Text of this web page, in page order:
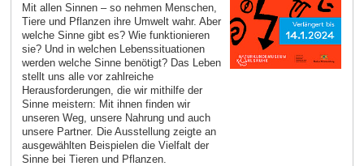
Mit allen Sinnen – so nehmen Menschen,
Tiere und Pflanzen ihre Umwelt wahr. Aber
welche Sinne gibt es? Wie funktionieren
sie? Und in welchen Lebenssituationen
werden welche Sinne benötigt? Das Leben
stellt uns alle vor zahlreiche
Herausforderungen, die wir mithilfe der
Sinne meistern: Mit ihnen finden wir
unseren Weg, unsere Nahrung und auch
unsere Partner. Die Ausstellung zeigte an
ausgewählten Beispielen die Vielfalt der
Sinne bei Tieren und Pflanzen.